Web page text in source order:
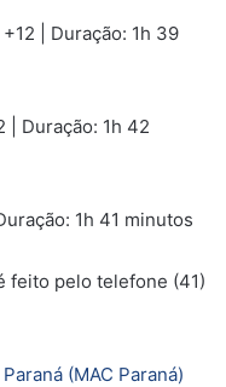
| Duração: 1h 39
| Duração: 1h 42
1h 41 minutos
feito pelo telefone (41)
(MAC Paraná)